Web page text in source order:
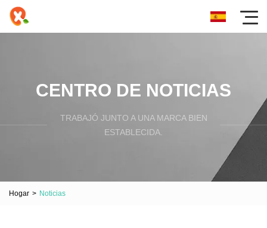
CENTRO DE NOTICIAS
TRABAJÓ JUNTO A UNA MARCA BIEN
ESTABLECIDA.
Hogar > Noticias